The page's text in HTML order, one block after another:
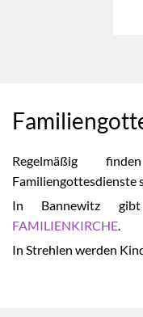
Regelmäßig
Familiengottesdienste
In Bannewitz
FAMILIENKIRCHE.
In Strehlen werden